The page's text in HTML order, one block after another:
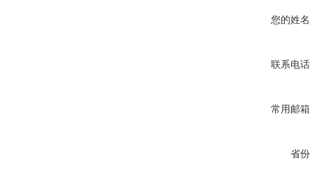
您的姓名
联系电话
常用邮箱
省份